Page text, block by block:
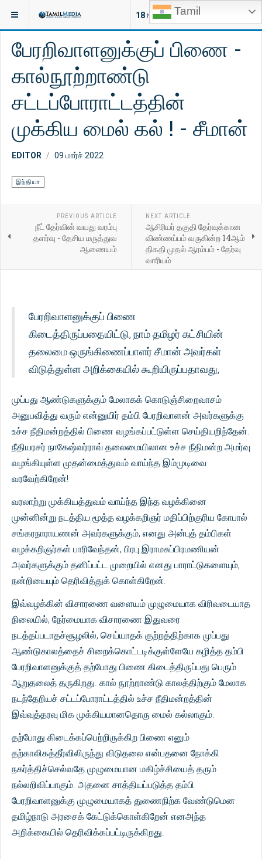
Tamil
18 NEW ARTICLES
இருக்குமிடம்: செய்திகள்
பேரறிவாளனுக்குப் பிணை -
கால்நூற்றாண்டு
சட்டப்போராட்டத்தின்
முக்கிய மைல் கல் ! - சீமான்
EDITOR 09 மார்ச் 2022
இந்தியா
PREVIOUS ARTICLE
நீட் தேர்வின் வயது வரம்பு
தளர்வு - தேசிய மருத்துவ
ஆணையம்
NEXT ARTICLE
ஆசிரியர் தகுதி தேர்வுக்கான
விண்ணப்பம் வருகின்ற 14ஆம்
திகதி முதல் ஆரம்பம் - தேர்வு
வாரியம்
பேரறிவாளனுக்குப் பிணை
கிடைத்திருப்பதையிட்டு, நாம் தமிழர் கட்சியின்
தலைமை ஒருங்கிணைப்பாளர் சீமான் அவர்கள்
விடுத்துள்ள அறிக்கையில் கூறியிருப்பதாவது,
முப்பது ஆண்டுகளுக்கும் மேலாகக் கொடுஞ்சிறைவாசம்
அனுபவித்து வரும் என்னுயிர் தம்பி பேரறிவாளன் அவர்களுக்கு
உச்ச நீதிமன்றத்தில் பிணை வழங்கப்பட்டுள்ள செய்தியறிந்தேன்.
நீதியரசர் நாகேஷ்வர்ராவ் தலைமையிலான உச்ச நீதிமன்ற அமர்வு
வழங்கியுள்ள முதன்மைத்துவம் வாய்ந்த இம்முடிவை
வரவேற்கிறேன்!
வரலாற்று முக்கியத்துவம் வாய்ந்த இந்த வழக்கினை
முன்னின்று நடத்திய மூத்த வழக்கறிஞர் மதிப்பிற்குரிய கோபால்
சங்கரநாராயணன் அவர்களுக்கும், எனது அன்புத் தம்பிகள்
வழக்கறிஞர்கள் பாரிவேந்தன், பிரபு இராமசுப்பிரமணியன்
அவர்களுக்கும் தனிப்பட்ட முறையில் எனது பாராட்டுகளையும்,
நன்றியையும் தெரிவித்துக் கொள்கிறேன்.
இவ்வழக்கின் விசாரணை வளையம் முழுமையாக விரிவடையாத
நிலையில், நேர்மையாக விசாரணை இதுவரை
நடத்தப்படாதச்சூழலில், செய்யாதக் குற்றத்திற்காக முப்பது
ஆண்டுகாலத்தைச் சிறைக்கொட்டடிக்குள்ளேயே கழித்த தம்பி
பேரறிவாளனுக்குத் தற்போது பிணை கிடைத்திருப்பது பெரும்
ஆறுதலைத் தருகிறது. கால் நூற்றாண்டு காலத்திற்கும் மேலாக
நடந்தேறியச் சட்டப்போராட்டத்தில் உச்ச நீதிமன்றத்தின்
இவ்வுத்தரவு மிக முக்கியமானதொரு மைல் கல்லாகும்.
தற்போது கிடைக்கப்பெற்றிருக்கிற பிணை எனும்
தற்காலிகத்தீர்விலிருந்து விடுதலை என்பதனை நோக்கி
நகர்த்திச்செல்வதே முழுமையான மகிழ்ச்சியைத் தரும்
நல்லறிவிப்பாகும். அதனை சாத்தியப்படுத்த தம்பி
பேரறிவாளனுக்கு முழுமையாகத் துணைநிற்க வேண்டுமென
தமிழ்நாடு அரசைக் கேட்டுக்கொள்கிறேன் எனஅந்த
அறிக்கையில் தெரிவிக்கப்பட்டிருக்கிறது.